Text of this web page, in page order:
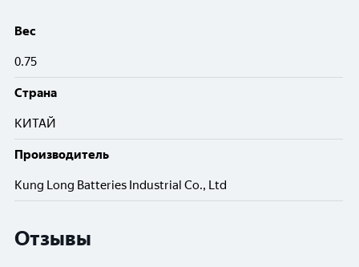
Вес
0.75
Cтрана
КИТАЙ
Производитель
Kung Long Batteries Industrial Co., Ltd
Отзывы